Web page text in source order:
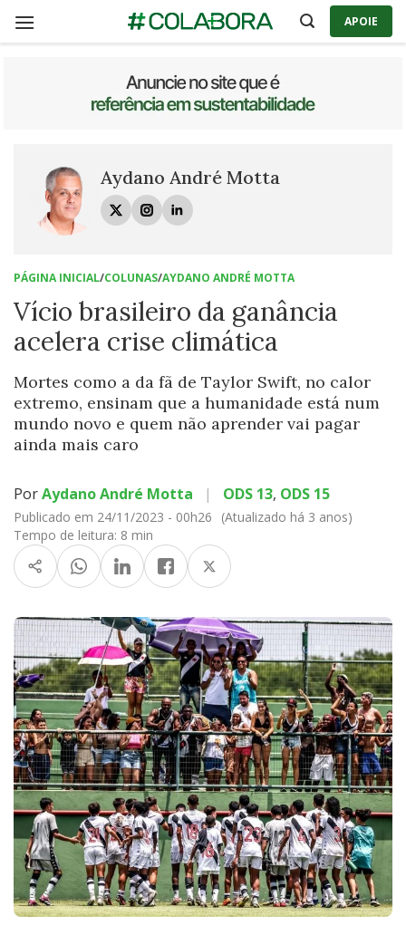
APOIE
Aydano André Motta
PÁGINA INICIAL/COLUNAS/AYDANO ANDRÉ MOTTA
Vício brasileiro da ganância
acelera crise climática
Mortes como a da fã de Taylor Swift, no calor
extremo, ensinam que a humanidade está num
mundo novo e quem não aprender vai pagar
ainda mais caro
PorAydano André Motta | ODS 13, ODS 15
Publicado em 24/11/2023 - 00h26
(Atualizado há 3 anos)
Tempo de leitura: 8 min